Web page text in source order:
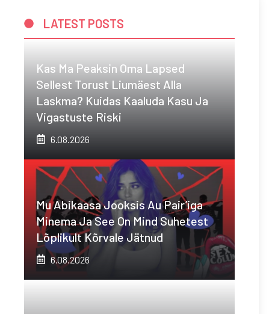
LATEST POSTS
Kas Ma Peaksin Oma Lapsed
Sellest Torust Liumäest Alla
Laskma? Kuidas Kaaluda Kasu Ja
Vigastuste Riski
6.08.2026
Mu Abikaasa Jooksis Au Pair’iga
Minema Ja See On Mind Suhetest
Lõplikult Kõrvale Jätnud
6.08.2026